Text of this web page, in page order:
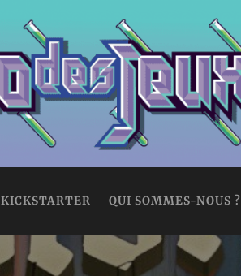
KICKSTARTER QUI SOMMES-NOUS ?